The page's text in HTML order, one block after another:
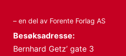
– en del av Forente Forlag AS
Besøksadresse:
Bernhard Getz’ gate 3